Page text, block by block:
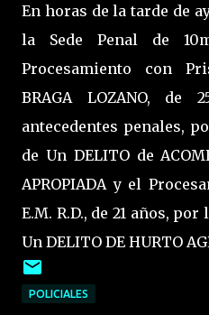
En horas de la tarde de
la Sede Penal de
Procesamiento con
BRAGA LOZANO, de
antecedentes penales,
de Un DELITO de
APROPIADA y el
E.M. R.D., de 21 años,
Un DELITO DE HURTO
POLICIALES